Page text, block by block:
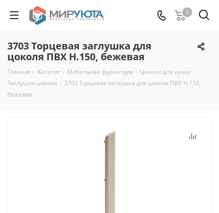
0
3703 Торцевая заглушка для
цоколя ПВХ Н.150, бежевая
Главная - Каталог - Мебельная фурнитура - Цоколи для кухни -
Заглушки цоколя - 3703 Торцевая заглушка для цоколя ПВХ Н.150,
бежевая